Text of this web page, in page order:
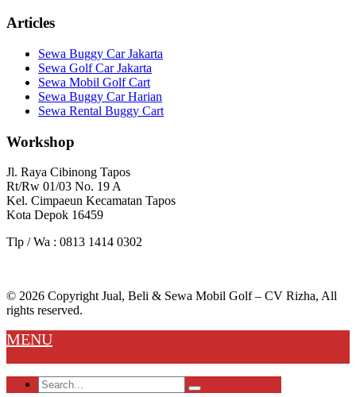
Articles
Sewa Buggy Car Jakarta
Sewa Golf Car Jakarta
Sewa Mobil Golf Cart
Sewa Buggy Car Harian
Sewa Rental Buggy Cart
Workshop
Jl. Raya Cibinong Tapos
Rt/Rw 01/03 No. 19 A
Kel. Cimpaeun Kecamatan Tapos
Kota Depok 16459
Tlp / Wa : 0813 1414 0302
© 2026 Copyright Jual, Beli & Sewa Mobil Golf – CV Rizha, All
rights reserved.
MENU